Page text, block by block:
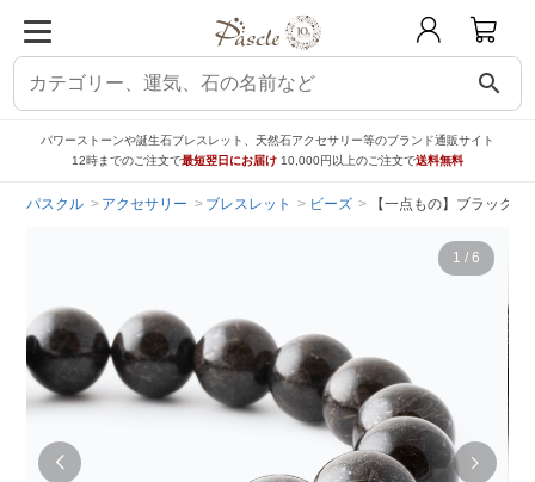
search
パワーストーンや誕生石ブレスレット、天然石アクセサリー等のブランド通販サイト
12時までのご注文で最短翌日にお届け 10,000円以上のご注文で送料無料
パスクル アクセサリー ブレスレット ビーズ 【一点もの】ブラック
1 / 6